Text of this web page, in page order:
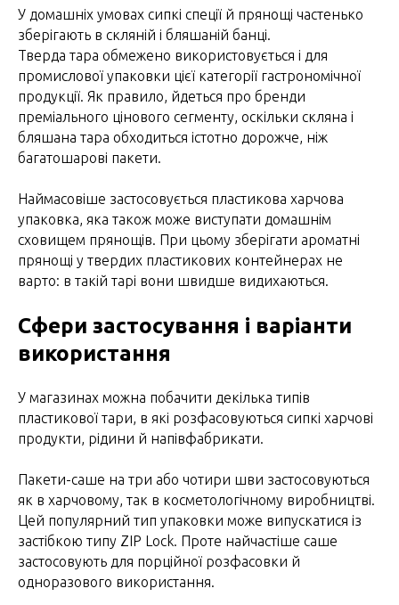
У домашніх умовах сипкі спеції й прянощі частенько
зберігають в скляній і бляшаній банці.
Тверда тара обмежено використовується і для
промислової упаковки цієї категорії гастрономічної
продукції. Як правило, йдеться про бренди
преміального цінового сегменту, оскільки скляна і
бляшана тара обходиться істотно дорожче, ніж
багатошарові пакети.
Наймасовіше застосовується пластикова харчова
упаковка, яка також може виступати домашнім
сховищем прянощів. При цьому зберігати ароматні
прянощі у твердих пластикових контейнерах не
варто: в такій тарі вони швидше видихаються.
Сфери застосування і варіанти
використання
У магазинах можна побачити декілька типів
пластикової тари, в які розфасовуються сипкі харчові
продукти, рідини й напівфабрикати.
Пакети-саше на три або чотири шви застосовуються
як в харчовому, так в косметологічному виробництві.
Цей популярний тип упаковки може випускатися із
застібкою типу ZIP Lock. Проте найчастіше саше
застосовують для порційної розфасовки й
одноразового використання.